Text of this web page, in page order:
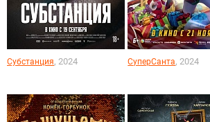
Субстанция, 2024 СуперСанта, 2024